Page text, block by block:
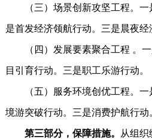
（三）场景创新攻坚工程。一
是首发经济领航行动。三是晨夜经
（四）发展要素聚合工程 。一
目引育行动。三是职工乐游行动。
（五）服务环境创优工程。一
境游突破行动。三是消费护航行动
第三部分，保障措施。 从组织